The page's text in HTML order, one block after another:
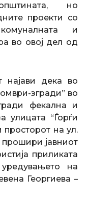
но
проекти со
и
во овој дел од
најави дека во
згради” во
фекална и
улицата “Ѓорѓи
просторот на ул.
прошири јавниот
приликата
на
Георгиева –